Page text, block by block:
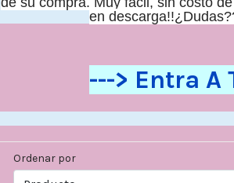
en
---> Entra A
Ordenar por